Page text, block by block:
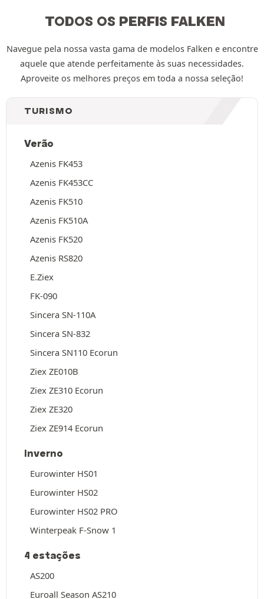
TODOS OS PERFIS FALKEN
Navegue pela nossa vasta gama de modelos Falken e encontre
aquele que atende perfeitamente às suas necessidades.
Aproveite os melhores preços em toda a nossa seleção!
TURISMO
Verão
Azenis FK453
Azenis FK453CC
Azenis FK510
Azenis FK510A
Azenis FK520
Azenis RS820
E.Ziex
FK-090
Sincera SN-110A
Sincera SN-832
Sincera SN110 Ecorun
Ziex ZE010B
Ziex ZE310 Ecorun
Ziex ZE320
Ziex ZE914 Ecorun
Inverno
Eurowinter HS01
Eurowinter HS02
Eurowinter HS02 PRO
Winterpeak F-Snow 1
4 estações
AS200
Euroall Season AS210